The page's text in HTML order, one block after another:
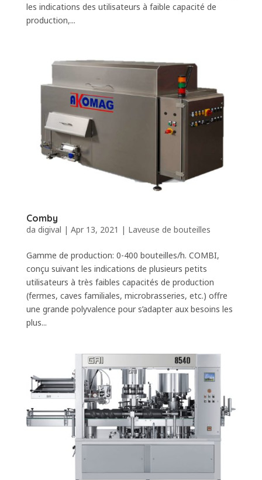
les indications des utilisateurs à faible capacité de
production,...
Comby
da digival | Apr 13, 2021 | Laveuse de bouteilles
Gamme de production: 0-400 bouteilles/h. COMBI,
conçu suivant les indications de plusieurs petits
utilisateurs à très faibles capacités de production
(fermes, caves familiales, microbrasseries, etc.) offre
une grande polyvalence pour s’adapter aux besoins les
plus...